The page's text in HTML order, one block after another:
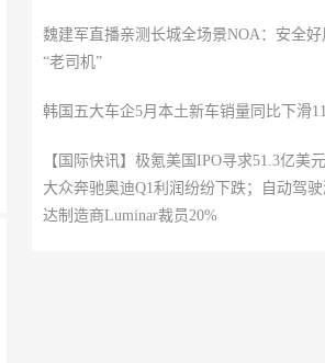
魏建军直播亲测长城全场景NOA：安全好
“老司机”
韩国五大车企5月本土新车销量同比下滑
【国际快讯】极氪美国IPO寻求51.3亿美元
大众奔驰奥迪Q1利润纷纷下跌；自动驾
达制造商Luminar裁员20%